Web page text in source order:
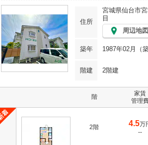
住所
宮城県仙台市
目
周辺地図
築年
1987年02月（
階建 2階建
階
家賃
管理
2階 4.5万
--